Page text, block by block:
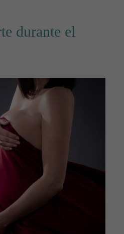
durante el